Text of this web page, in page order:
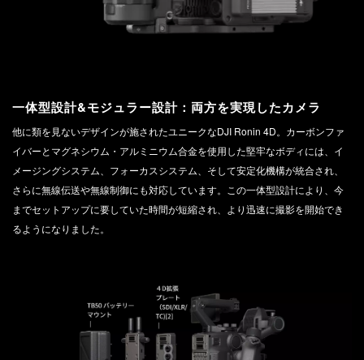
一体型設計&モジュラー設計： 両方を実現したカメラ
他に類を見ないデザインが施されたユニークなDJI Ronin 4D。カーボンファ
イバーとマグネシウム・アルミニウム合金を使用した堅牢なボディには、イ
メージングシステム、フォーカスシステム、そして安定化機構が統合され、
さらに無線伝送や無線制御にも対応しています。この一体型設計により、今
までセットアップに要していた時間が短縮され、より迅速に撮影を開始でき
るようになりました。